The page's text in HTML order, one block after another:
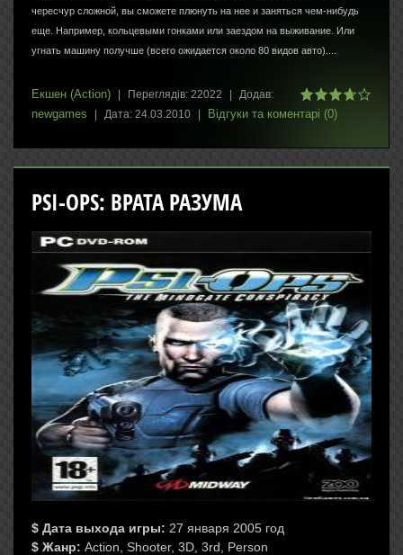
чересчур сложной, вы сможете плюнуть на нее и заняться чем-нибудь
еще. Например, кольцевыми гонками или заездом на выживание. Или
угнать машину получше (всего ожидается около 80 видов авто)....
Екшен (Action) Переглядів: 22022 Додав:
newgames Дата: 24.03.2010 Відгуки та коментарі (0)
PSI-OPS: ВРАТА РАЗУМА
$ Дата выхода игры: 27 января 2005 год
$ Жанр: Action, Shooter, 3D, 3rd, Person